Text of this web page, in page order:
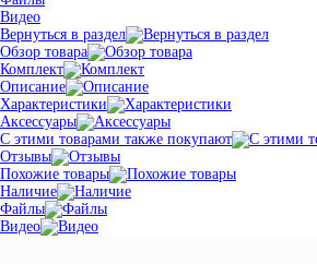
Видео
Вернуться в раздел
Обзор товара
Комплект
Описание
Характеристики
Аксессуары
С этими товарами также покупают
Отзывы
Похожие товары
Наличие
Файлы
Видео